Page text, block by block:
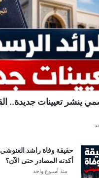
ينشر تعيينات جديدة..
حقيقة وفاة راشد
أكدته المصادر حتى الآن؟
منذ أسبوع واحد